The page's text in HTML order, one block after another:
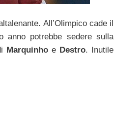
All’Olimpico cade il
potrebbe sedere sulla
Marquinho e Destro. Inutile